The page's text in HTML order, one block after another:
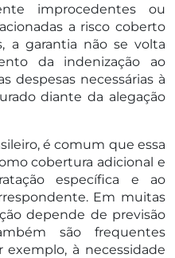
improcedentes ou
a risco coberto
a garantia não se volta
da indenização ao
despesas necessárias à
diante da alegação
é comum que essa
cobertura adicional e
específica e ao
Em muitas
depende de previsão
são frequentes
exemplo, à necessidade